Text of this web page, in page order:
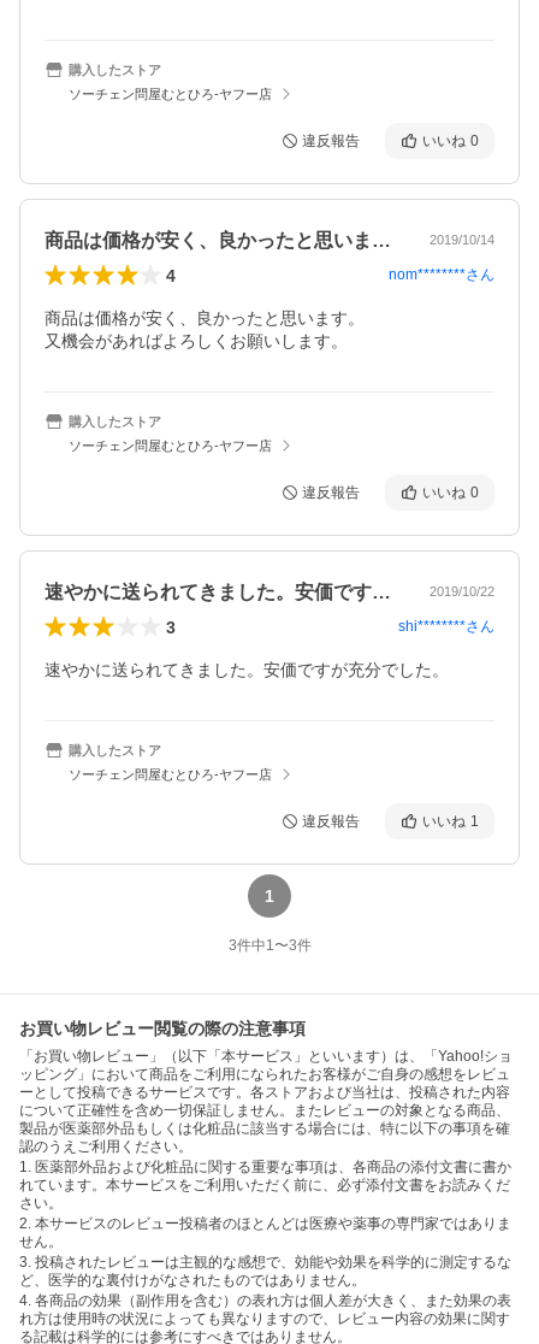
購入したストア
ソーチェン問屋むとひろ-ヤフー店
違反報告 いいね 0
商品は価格が安く、良かったと思います。… 2019/10/14
4 nom********さん
商品は価格が安く、良かったと思います。
又機会があればよろしくお願いします。
購入したストア
ソーチェン問屋むとひろ-ヤフー店
違反報告 いいね 0
速やかに送られてきました。安価ですが充… 2019/10/22
3 shi********さん
速やかに送られてきました。安価ですが充分でした。
購入したストア
ソーチェン問屋むとひろ-ヤフー店
違反報告 いいね 1
1
3件中1〜3件
お買い物レビュー閲覧の際の注意事項
「お買い物レビュー」（以下「本サービス」といいます）は、「Yahoo!ショ
ッピング」において商品をご利用になられたお客様がご自身の感想をレビュ
ーとして投稿できるサービスです。各ストアおよび当社は、投稿された内容
について正確性を含め一切保証しません。またレビューの対象となる商品、
製品が医薬部外品もしくは化粧品に該当する場合には、特に以下の事項を確
認のうえご利用ください。
1. 医薬部外品および化粧品に関する重要な事項は、各商品の添付文書に書か
れています。本サービスをご利用いただく前に、必ず添付文書をお読みくだ
さい。
2. 本サービスのレビュー投稿者のほとんどは医療や薬事の専門家ではありま
せん。
3. 投稿されたレビューは主観的な感想で、効能や効果を科学的に測定するな
ど、医学的な裏付けがなされたものではありません。
4. 各商品の効果（副作用を含む）の表れ方は個人差が大きく、また効果の表
れ方は使用時の状況によっても異なりますので、レビュー内容の効果に関す
る記載は科学的には参考にすべきではありません。